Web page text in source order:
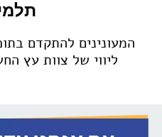
המעונינים להתקדם
ליווי של צוות עץ